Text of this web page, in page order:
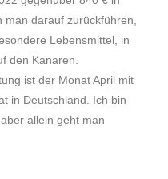
darauf zurückführen,
Lebensmittel, in
den Kanaren.
ist der Monat April mit
in Deutschland. Ich bin
allein geht man